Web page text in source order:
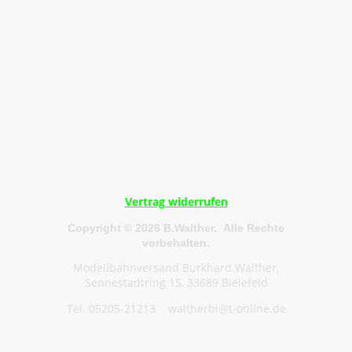
Vertrag widerrufen
Copyright © 2026 B.Walther. Alle Rechte
vorbehalten.
Modellbahnversand Burkhard Walther,
Sennestadtring 15, 33689 Bielefeld
Tel. 05205-21213 waltherbi@t-online.de